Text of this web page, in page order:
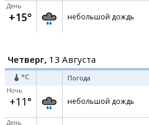
День
+15° небольшой дождь
Четверг, 13 Августа
°C Погода
Ночь
+11° небольшой дождь
День